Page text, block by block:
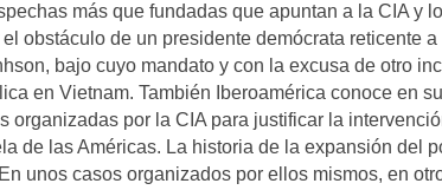
más que fundadas que apuntan a la CIA y
obstáculo de un presidente demócrata reticente a
bajo cuyo mandato y con la excusa de otro
en Vietnam. También Iberoamérica conoce en
por la CIA para justificar la
de las Américas. La historia de la expansión del
unos casos organizados por ellos mismos, en